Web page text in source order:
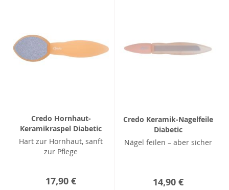
Credo Hornhaut-
Keramikraspel Diabetic
Hart zur Hornhaut, sanft
zur Pflege
17,90 €
Credo Keramik-Nagelfeile
Diabetic
Nägel feilen – aber sicher
14,90 €